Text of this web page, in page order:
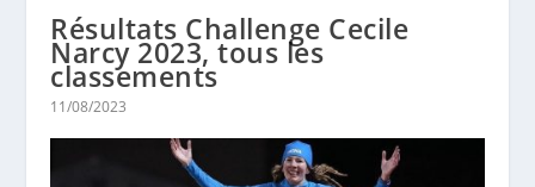
Résultats Challenge Cecile
Narcy 2023, tous les
classements
11/08/2023